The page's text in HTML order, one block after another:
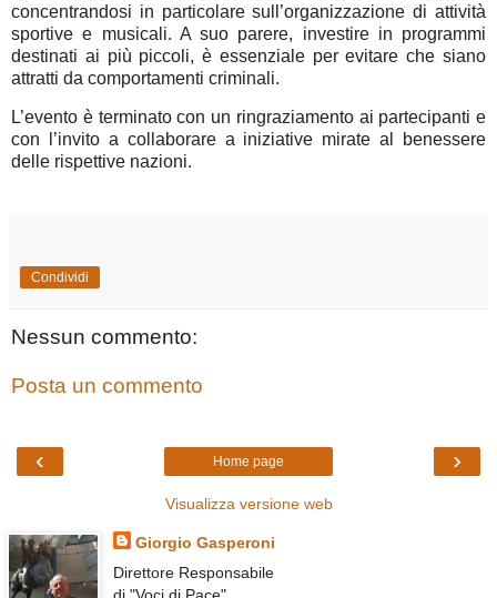
concentrandosi in particolare sull’organizzazione di attività
sportive e musicali. A suo parere, investire in programmi
destinati ai più piccoli, è essenziale per evitare che siano
attratti da comportamenti criminali.
L’evento è terminato con un ringraziamento ai partecipanti e
con l’invito a collaborare a iniziative mirate al benessere
delle rispettive nazioni.
Condividi
Nessun commento:
Posta un commento
‹ ›
Home page
Visualizza versione web
Giorgio Gasperoni
Direttore Responsabile